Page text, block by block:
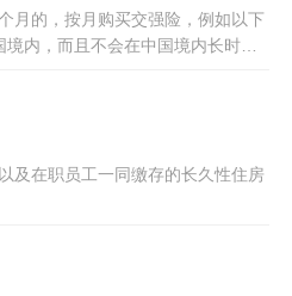
月的，按月购买交强险，例如以下
内，而且不会在中国境内长时间
及在职员工一同缴存的长久性住房